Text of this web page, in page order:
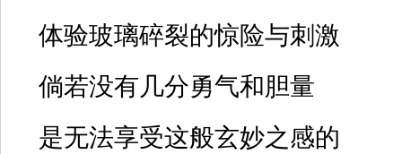
体验玻璃碎裂的惊险与刺激
倘若没有几分勇气和胆量
是无法享受这般玄妙之感的